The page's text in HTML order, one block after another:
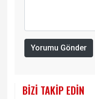
Yorumu Gönder
BIZI TAKIP EDIN